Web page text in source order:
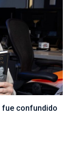
fue confundido